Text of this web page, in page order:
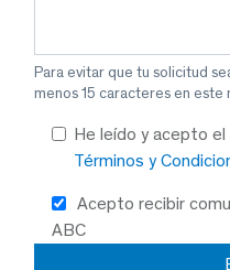
Para evitar que tu solicitud
menos 15 caracteres en este
He leído y acepto el
Términos y
Acepto recibir
ABC